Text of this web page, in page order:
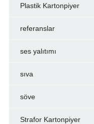
Plastik Kartonpiyer
referanslar
ses yalıtımı
sıva
söve
Strafor Kartonpiyer